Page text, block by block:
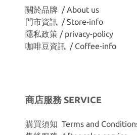
關於品牌 / About us
門市資訊 / Store-info
隱私政策 / privacy-policy
咖啡豆資訊 / Coffee-info
商店服務 SERVICE
購買須知 Terms and